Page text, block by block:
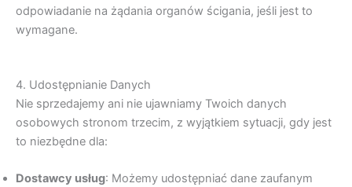
odpowiadanie na żądania organów ścigania, jeśli jest to
wymagane.
4. Udostępnianie Danych
Nie sprzedajemy ani nie ujawniamy Twoich danych
osobowych stronom trzecim, z wyjątkiem sytuacji, gdy jest
to niezbędne dla:
Dostawcy usług: Możemy udostępniać dane zaufanym